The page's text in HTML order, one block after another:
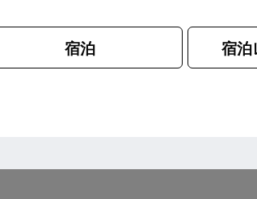
宿泊 宿泊